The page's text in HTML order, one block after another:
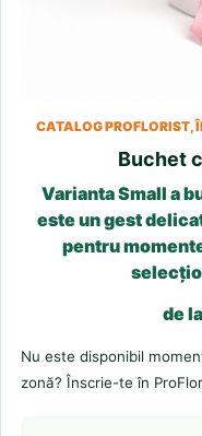
CATALOG PROFLORIST,
Buchet
Varianta Small a
este un gest
pentru
de
Nu este disponibil
zonă? Înscrie-te în